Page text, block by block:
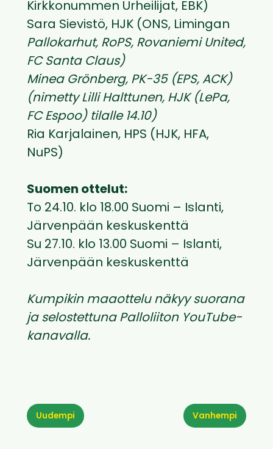
Kirkkonummen Urheilijat, EBK)
Sara Sievistö, HJK (ONS, Limingan
Pallokarhut, RoPS, Rovaniemi United,
FC Santa Claus)
Minea Grönberg, PK-35 (EPS, ACK)
(nimetty Lilli Halttunen, HJK (LePa,
FC Espoo) tilalle 14.10)
Ria Karjalainen, HPS (HJK, HFA,
NuPS)
Suomen ottelut:
To 24.10. klo 18.00 Suomi – Islanti,
Järvenpään keskuskenttä
Su 27.10. klo 13.00 Suomi – Islanti,
Järvenpään keskuskenttä
Kumpikin maaottelu näkyy suorana
ja selostettuna Palloliiton YouTube-
kanavalla.
Vanhempi
Uudempi